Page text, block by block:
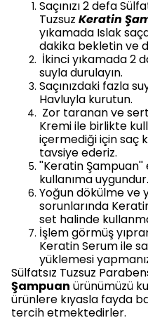
Saçınızı 2 defa
Tuzsuz Keratin
yıkamada Islak
dakika bekletin ve
İkinci yıkamada 2
suyla durulayın.
Saçınızdaki fazla
Havluyla kurutun.
Zor taranan ve
Kremi ile birlikte
içermediği için saç
tavsiye ederiz.
''Keratin Şampuan''
kullanıma uygundur.
Yoğun dökülme ve
sorunlarında
set halinde
İşlem görmüş
Keratin Serum ile
yüklemesi
Sülfatsız Tuzsuz
Şampuan ürünümüzü
ürünlere kıyasla fayda
tercih etmektedirler.